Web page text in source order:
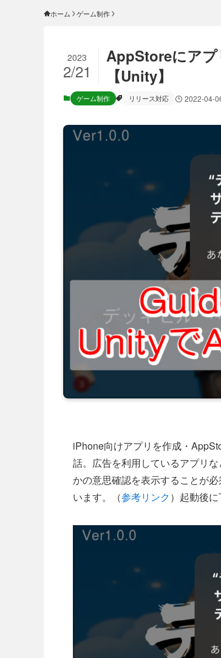
ホーム ゲーム制作
AppStoreにア
【Unity】
2023
2/21
ゲーム制作 リリース対応 2022-04-
iPhone向けアプリを作成・
話。広告を利用しているアプリ
かの意思確認を表示することが
います。（参考リンク）起動後